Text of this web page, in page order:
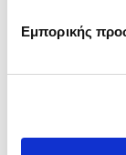
Εμπορικής